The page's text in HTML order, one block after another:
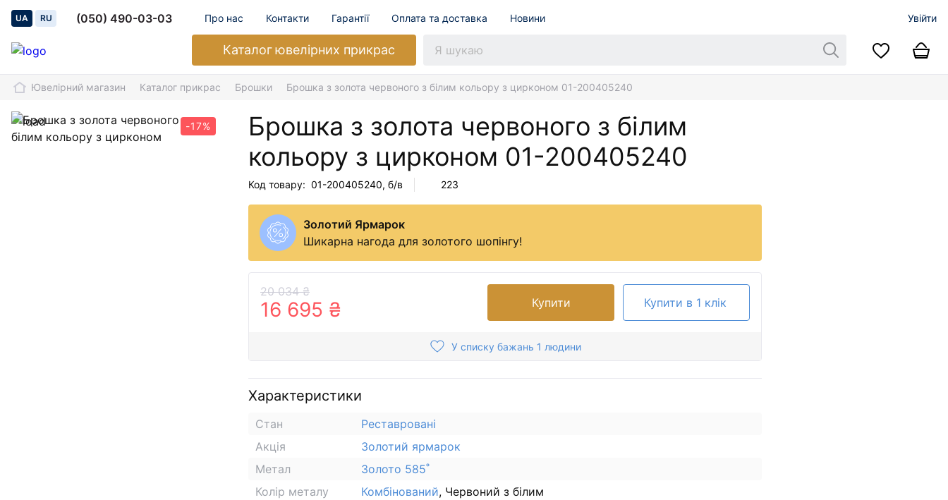
UA RU (050) 490-03-03 Про нас Контакти Гарантії Оплата та доставка Новини Увійти
Каталогювелірних прикрас
Ювелірний магазин Каталог прикрас Брошки Брошка з золота червоного з білим кольору з цирконом 01-200405240
-17%
Брошка з золота червоного з білим
кольору з цирконом 01-200405240
Код товару: 01-200405240, б/в 223
Золотий Ярмарок
Шикарна нагода для золотого шопінгу!
20 034 ₴
16 695 ₴ Купити Купити в 1 клік
У списку бажань 1 людини
Характеристики
Стан
Реставровані
Акція
Золотий ярмарок
Метал
Золото 585˚
Колір металу
Комбінований, Червоний з білим